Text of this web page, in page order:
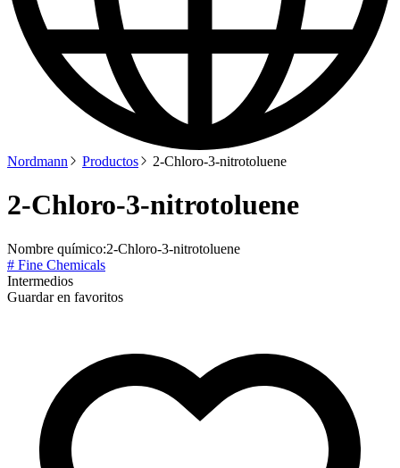
Nordmann Productos 2-Chloro-3-nitrotoluene
2-Chloro-3-nitrotoluene
Nombre químico:2-Chloro-3-nitrotoluene
# Fine Chemicals
Intermedios
Guardar en favoritos